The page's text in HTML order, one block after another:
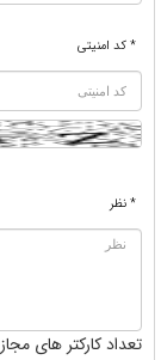
* کد امنیتی
* نظر
تعداد کارکتر های مجاز